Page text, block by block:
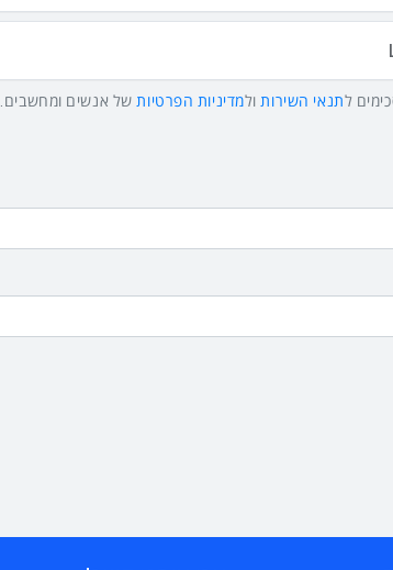
תנאי השירותולמדיניות הפרטיותשל אנשים ומחשבים.